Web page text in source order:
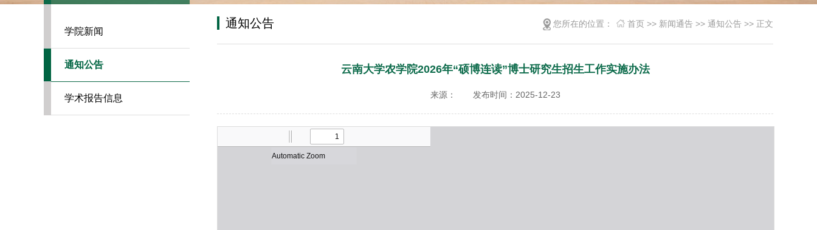
学院新闻
通知公告
学术报告信息
您所在的位置： 首页 >> 新闻通告 >> 通知公告 >> 正文
通知公告
云南大学农学院2026年“硕博连读”博士研究生招生工作实施办法
来源： 发布时间：2025-12-23